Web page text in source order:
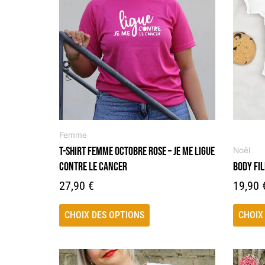
Femme
T-SHIRT FEMME OCTOBRE ROSE – JE ME LIGUE
CONTRE LE CANCER
27,90 €
CHOIX DES OPTIONS
plusieurs
variations.
Les
options
peuvent
être
choisies
sur
la
page
du
produit
Noël
BODY
19,90
Les
options
peuvent
sur
page
du
produit
Ce
Ce